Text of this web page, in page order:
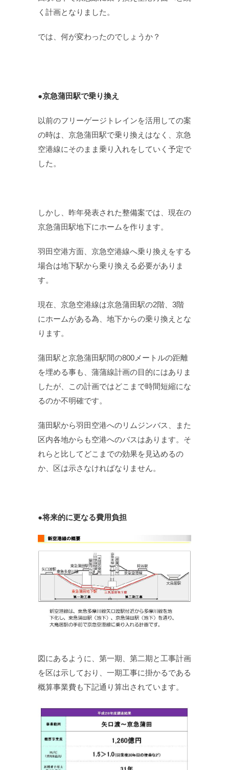
く計画となりました。
では、何が変わったのでしょうか？
●京急蒲田駅で乗り換え
以前のフリーゲージトレインを活用しての案
の時は、京急蒲田駅で乗り換えはなく、京急
空港線にそのまま乗り入れをしていく予定で
した。
しかし、昨年発表された整備案では、現在の
京急蒲田駅地下にホームを作ります。
羽田空港方面、京急空港線へ乗り換えをする
場合は地下駅から乗り換える必要がありま
す。
現在、京急空港線は京急蒲田駅の2階、3階
にホームがある為、地下からの乗り換えとな
ります。
蒲田駅と京急蒲田駅間の800メートルの距離
を埋める事も、蒲蒲線計画の目的にはありま
したが、この計画ではどこまで時間短縮にな
るのか不明確です。
蒲田駅から羽田空港へのリムジンバス、また
区内各地からも空港へのバスはあります。そ
れらと比してどこまでの効果を見込めるの
か、区は示さなければなりません。
●将来的に更なる費用負担
図にあるように、第一期、第二期と工事計画
を区は示しており、一期工事に掛かるである
概算事業費も下記通り算出されています。